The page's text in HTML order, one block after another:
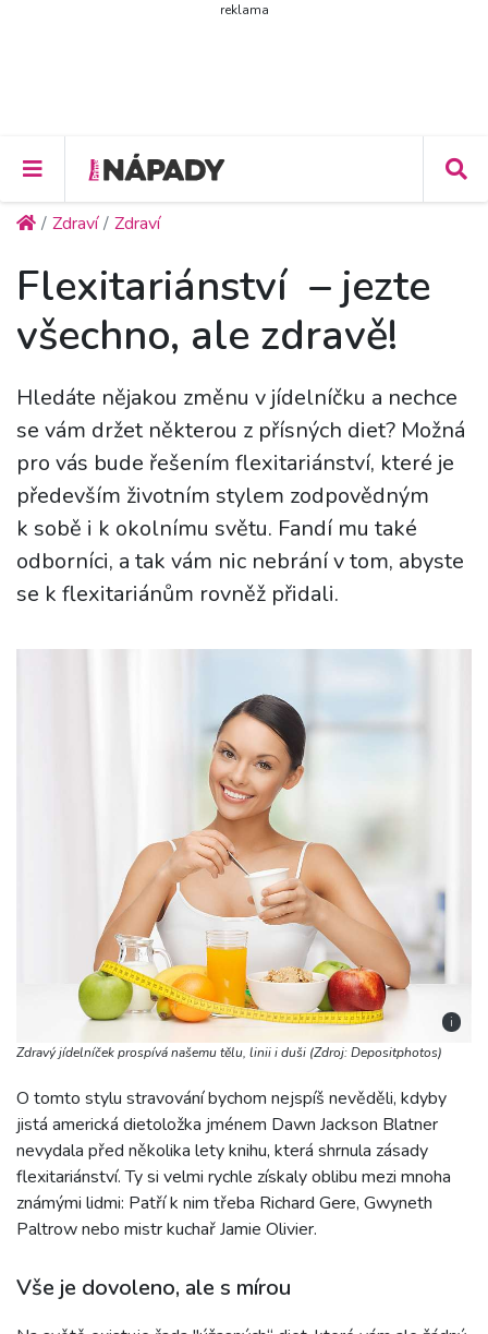
reklama
Zdraví Zdraví
Flexitariánství – jezte
všechno, ale zdravě!
Hledáte nějakou změnu v jídelníčku a nechce
se vám držet některou z přísných diet? Možná
pro vás bude řešením flexitariánství, které je
především životním stylem zodpovědným
k sobě i k okolnímu světu. Fandí mu také
odborníci, a tak vám nic nebrání v tom, abyste
se k flexitariánům rovněž přidali.
i
Zdravý jídelníček prospívá našemu tělu, linii i duši (Zdroj: Depositphotos)
O tomto stylu stravování bychom nejspíš nevěděli, kdyby
jistá americká dietoložka jménem Dawn Jackson Blatner
nevydala před několika lety knihu, která shrnula zásady
flexitariánství. Ty si velmi rychle získaly oblibu mezi mnoha
známými lidmi: Patří k nim třeba Richard Gere, Gwyneth
Paltrow nebo mistr kuchař Jamie Olivier.
Vše je dovoleno, ale s mírou